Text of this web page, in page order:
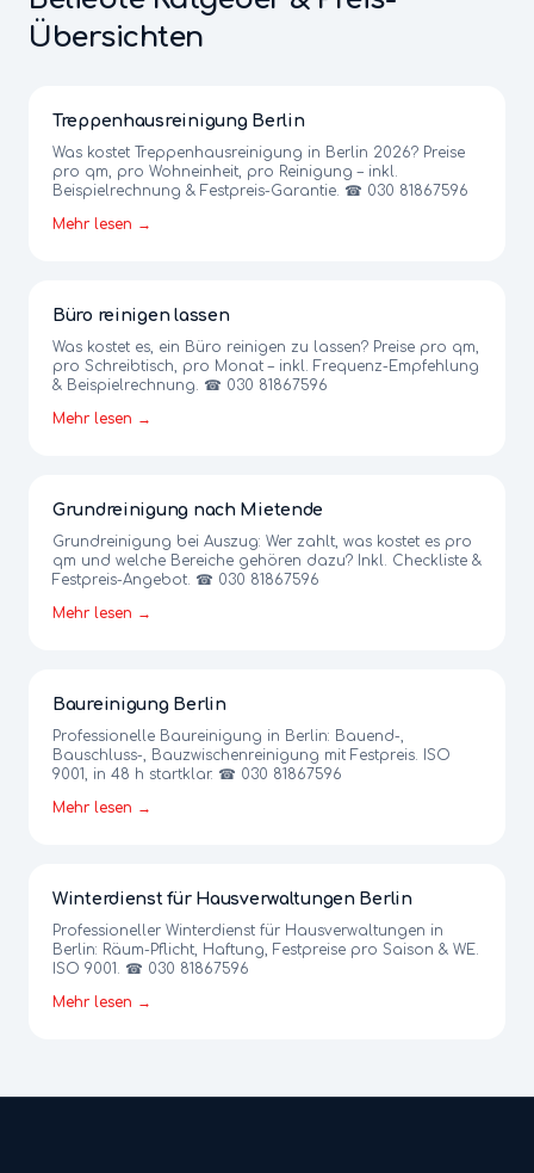
Übersichten
Treppenhausreinigung Berlin
Was kostet Treppenhausreinigung in Berlin 2026? Preise
pro qm, pro Wohneinheit, pro Reinigung – inkl.
Beispielrechnung & Festpreis-Garantie. ☎ 030 81867596
Mehr lesen →
Büro reinigen lassen
Was kostet es, ein Büro reinigen zu lassen? Preise pro qm,
pro Schreibtisch, pro Monat – inkl. Frequenz-Empfehlung
& Beispielrechnung. ☎ 030 81867596
Mehr lesen →
Grundreinigung nach Mietende
Grundreinigung bei Auszug: Wer zahlt, was kostet es pro
qm und welche Bereiche gehören dazu? Inkl. Checkliste &
Festpreis-Angebot. ☎ 030 81867596
Mehr lesen →
Baureinigung Berlin
Professionelle Baureinigung in Berlin: Bauend-,
Bauschluss-, Bauzwischenreinigung mit Festpreis. ISO
9001, in 48 h startklar. ☎ 030 81867596
Mehr lesen →
Winterdienst für Hausverwaltungen Berlin
Professioneller Winterdienst für Hausverwaltungen in
Berlin: Räum-Pflicht, Haftung, Festpreise pro Saison & WE.
ISO 9001. ☎ 030 81867596
Mehr lesen →